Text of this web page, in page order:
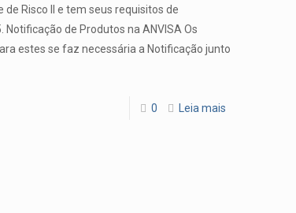
Risco II e tem seus requisitos de
de Produtos na ANVISA Os
estes se faz necessária a Notificação junto
0 Leia mais